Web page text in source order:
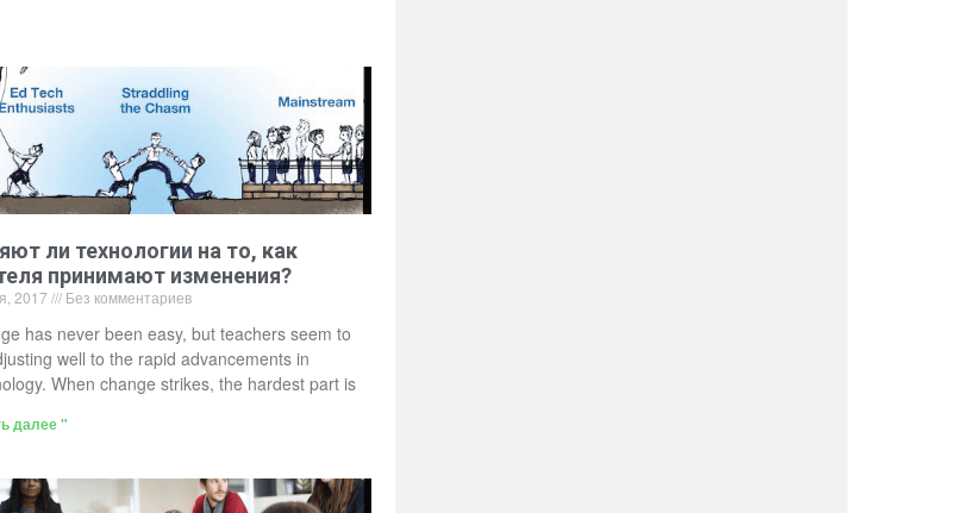
ли технологии на то, как
принимают изменения?
2017 Без комментариев
has never been easy, but teachers seem to
well to the rapid advancements in
When change strikes, the hardest part is
далее "